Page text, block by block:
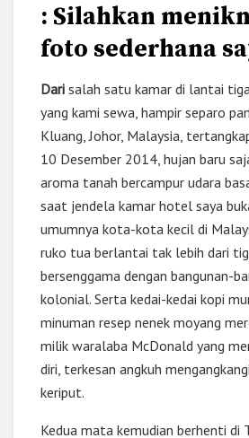
: Silahkan
foto sederhana
Dari salah satu kamar di lantai
yang kami sewa, hampir separo
Kluang, Johor, Malaysia,
10 Desember 2014, hujan baru
aroma tanah bercampur udara
saat jendela kamar hotel saya
umumnya kota-kota kecil di
ruko tua berlantai tak lebih dari
bersenggama dengan bangunan-
kolonial. Serta kedai-kedai kopi
minuman resep nenek moyang
milik waralaba McDonald yang
diri, terkesan angkuh
keriput.
Kedua mata kemudian berhenti di